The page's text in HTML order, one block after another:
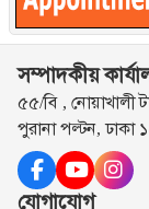
সম্পাদকীয়
৫৫/বি , নোয়াখালী
পুরানা পল্টন, ঢাকা
যোগাযোগ